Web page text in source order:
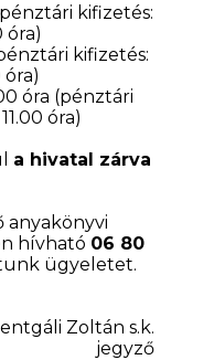
kifizetés:
óra)
kifizetés:
óra)
óra (pénztári
óra)
a hivatal zárva
anyakönyvi
hívható 06 80
ügyeletet.
Zoltán s.k.
jegyző